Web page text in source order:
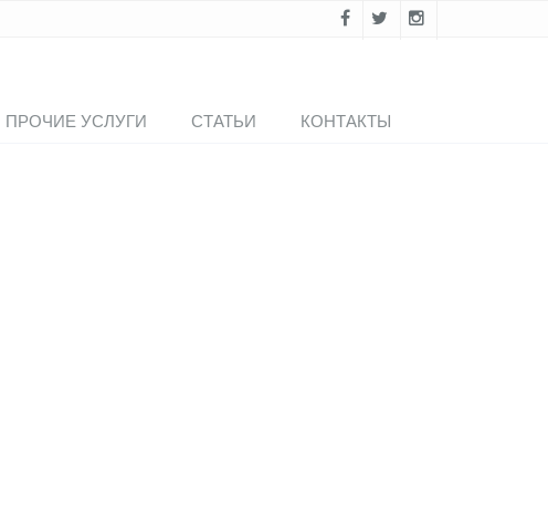
ПРОЧИЕ УСЛУГИ СТАТЬИ КОНТАКТЫ